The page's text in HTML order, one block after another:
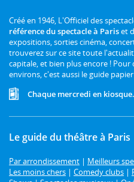
Créé en 1946, L'Officiel des
référence du spectacle à Pariset
expositions, sorties cinéma,
trouverez sur ce site toute
capitale, et bien plus encore !
environs, c'est aussi le guide
Chaque mercredi en
Le guide du théâtre à Paris
Par arrondissement | Meilleurs
Les moins chers | Comedy clubs |